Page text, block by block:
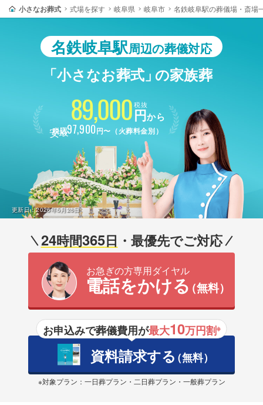
小さなお葬式 式場を探す 岐阜県 岐阜市 名鉄岐阜駅の葬儀場・斎場
名鉄岐阜駅周辺の葬儀対応
「小さなお葬式」の家族葬
更新日：2026年5月26日
89,000 税抜
円から
税込97,900円〜（火葬料金別）
24時間365日 ・最優先でご対応
お急ぎの方専用ダイヤル
電話をかける（無料）
お申込みで葬儀費用が最大10万円割※
資料請求する（無料）
※対象プラン：一日葬プラン・二日葬プラン・一般葬プラン